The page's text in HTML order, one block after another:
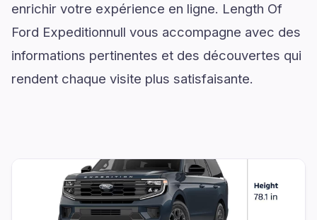
enrichir votre expérience en ligne. Length Of
Ford Expeditionnull vous accompagne avec des
informations pertinentes et des découvertes qui
rendent chaque visite plus satisfaisante.